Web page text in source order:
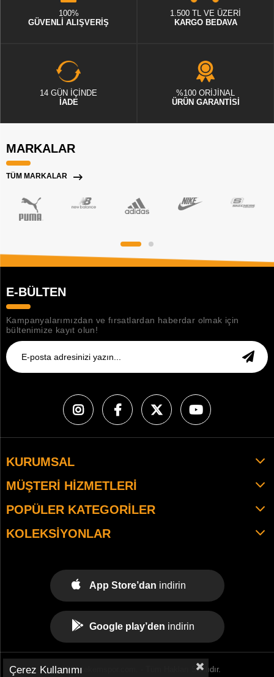
100%
GÜVENLİ ALIŞVERİŞ
1.500 TL VE ÜZERİ
KARGO BEDAVA
14 GÜN İÇİNDE
İADE
%100 ORİJİNAL
ÜRÜN GARANTİSİ
MARKALAR
TÜM MARKALAR
E-BÜLTEN
Kampanyalarımızdan ve fırsatlardan haberdar olmak için
bültenimize kayıt olun!
KURUMSAL
MÜŞTERI HIZMETLERI
POPÜLER KATEGORILER
KOLEKSIYONLAR
App Store’dan indirin
Google play’den indirin
© 2021 tekemspor.com. - Tüm Hakları Saklıdır.
Çerez Kullanımı